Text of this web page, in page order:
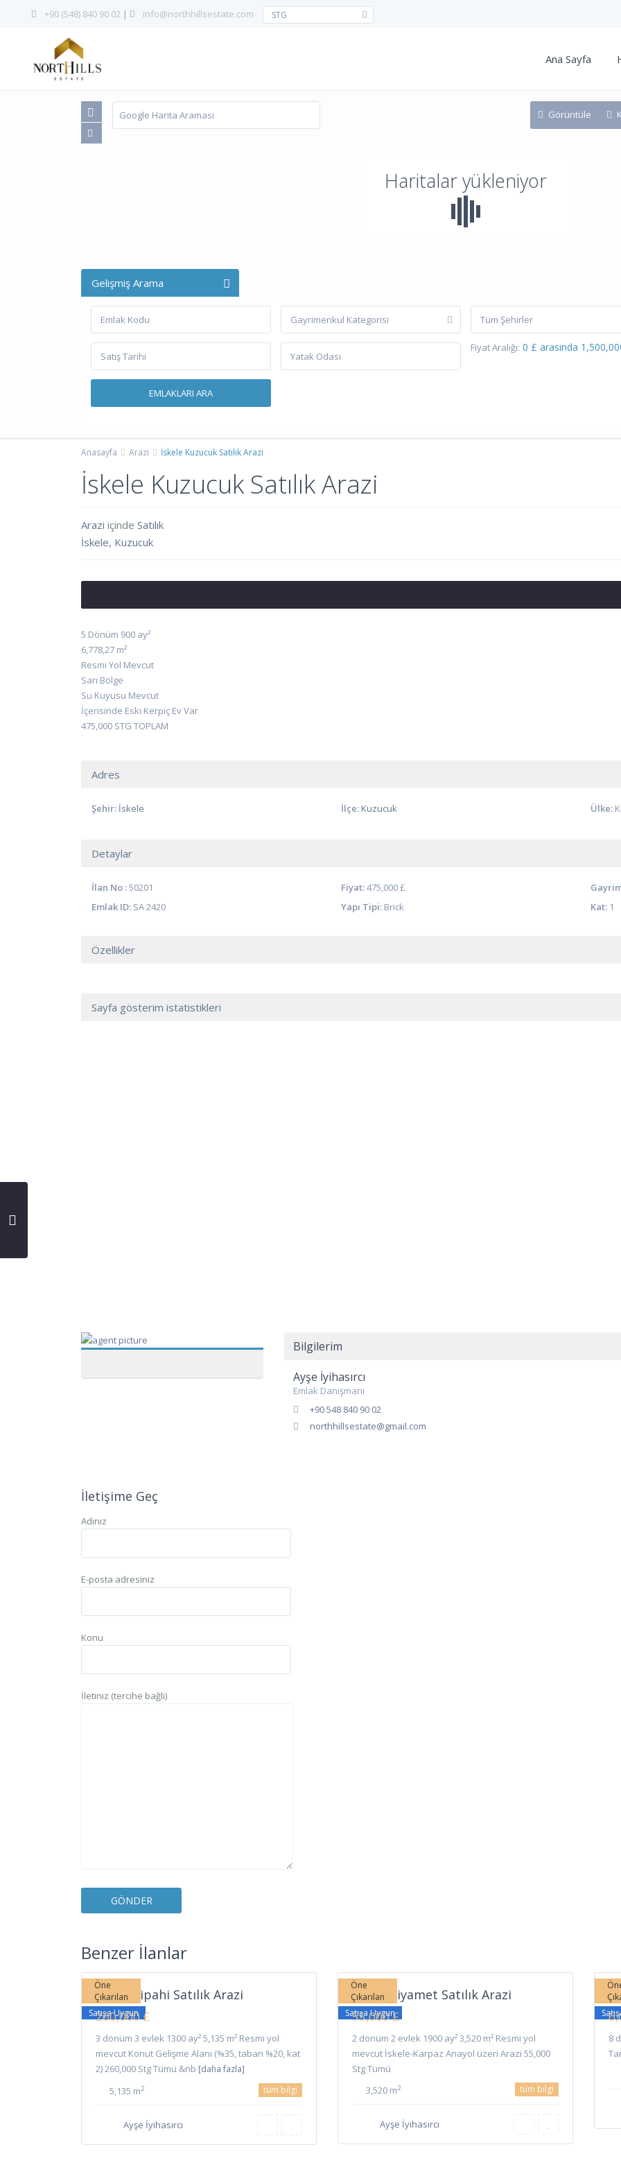
+90 (548) 840 90 02 | info@northhillsestate.com STG
Ana Sayfa
Haritalar yükleniyor
Görüntüle
Gelişmiş Arama
Gayrimenkul Kategorisi Tüm Şehirler
Fiyat Aralığı: 0 £ arasında
Anasayfa Arazi İskele Kuzucuk Satılık Arazi
İskele Kuzucuk Satılık Arazi
Arazi içinde Satılık
İskele, Kuzucuk
5 Dönüm 900 ay²
6,778,27 m²
Resmi Yol Mevcut
Sarı Bölge
Su Kuyusu Mevcut
İçerisinde Eski Kerpiç Ev Var
475,000 STG TOPLAM
Adres
Şehir: İskele İlçe: Kuzucuk Ülke:
Detaylar
İlan No :50201 Fiyat:475,000 £
Emlak ID: SA 2420 Yapı Tipi: Brick Kat: 1
Özellikler
Sayfa gösterim istatistikleri
Bilgilerim
Ayşe İyihasırcı
Emlak Danışmanı
+90 548 840 90 02
northhillsestate@gmail.com
İletişime Geç
Adınız
E-posta adresiniz
Konu
İletiniz (tercihe bağlı)
Benzer İlanlar
İskele
Öne
Çıkarılan
Satışa Uygun
İskele Sipahi Satılık Arazi
260,000 £
3 dönüm 3 evlek 1300 ay² 5,135 m² Resmi yol
mevcut Konut Gelişme Alanı (%35, taban %20, kat
2) 260,000 Stg Tümü &nb [daha fazla]
5,135 m2 tüm bilgi
Ayşe İyihasırcı
Öne
Çıkarılan
Satışa Uygun
İskele Ziyamet Satılık Arazi
55,000 £
2 dönüm 2 evlek 1900 ay² 3,520 m² Resmi yol
mevcut İskele-Karpaz Anayol üzeri Arazi 55,000
Stg Tümü
3,520 m2 tüm bilgi
Ayşe İyihasırcı
8